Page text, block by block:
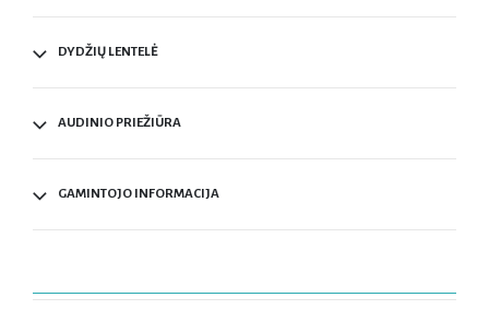
DYDŽIŲ LENTELĖ
AUDINIO PRIEŽIŪRA
GAMINTOJO INFORMACIJA